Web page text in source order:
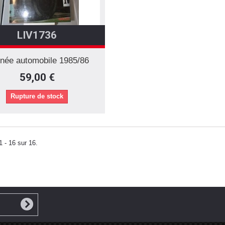
LIV1736
automobile 1985/86
59,00 €
Rupture de stock
- 16 sur 16.